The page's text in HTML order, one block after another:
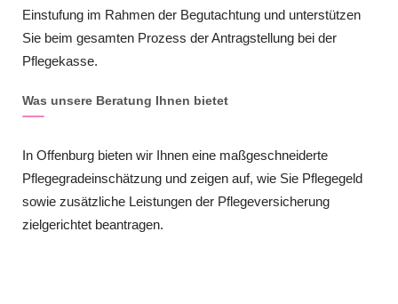
Einstufung im Rahmen der Begutachtung und unterstützen
Sie beim gesamten Prozess der Antragstellung bei der
Pflegekasse.
Was unsere Beratung Ihnen bietet
In Offenburg bieten wir Ihnen eine maßgeschneiderte
Pflegegradeinschätzung und zeigen auf, wie Sie Pflegegeld
sowie zusätzliche Leistungen der Pflegeversicherung
zielgerichtet beantragen.